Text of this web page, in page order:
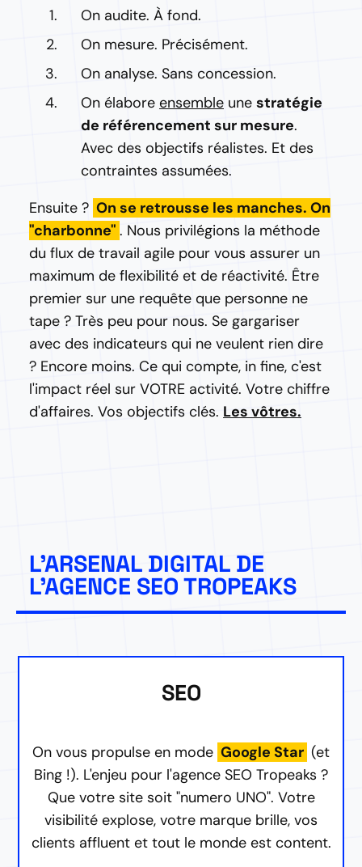
On audite. À fond.
On mesure. Précisément.
On analyse. Sans concession.
On élabore ensemble une stratégie
de référencement sur mesure.
Avec des objectifs réalistes. Et des
contraintes assumées.
Ensuite ? On se retrousse les manches. On
"charbonne" . Nous privilégions la méthode
du flux de travail agile pour vous assurer un
maximum de flexibilité et de réactivité. Être
premier sur une requête que personne ne
tape ? Très peu pour nous. Se gargariser
avec des indicateurs qui ne veulent rien dire
? Encore moins. Ce qui compte, in fine, c'est
l'impact réel sur VOTRE activité. Votre chiffre
d'affaires. Vos objectifs clés. Les vôtres.
L'ARSENAL DIGITAL DE
L'AGENCE SEO TROPEAKS
SEO
On vous propulse en mode Google Star (et
Bing !). L'enjeu pour l'agence SEO Tropeaks ?
Que votre site soit "numero UNO". Votre
visibilité explose, votre marque brille, vos
clients affluent et tout le monde est content.